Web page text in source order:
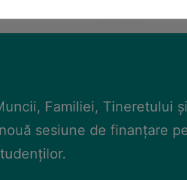
Familiei, Tineretului
sesiune de finanțare